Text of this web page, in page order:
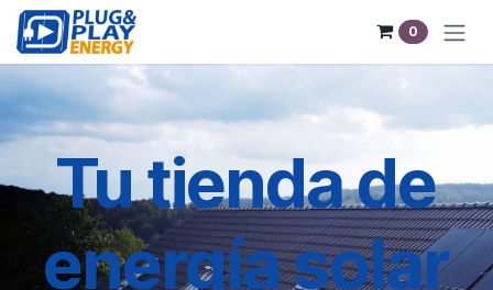
Ir al contenido
0
Tu tienda de
energía solar